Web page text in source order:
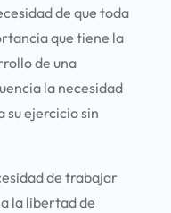
de que toda
que tiene la
de una
la necesidad
su ejercicio sin
de trabajar
la libertad de